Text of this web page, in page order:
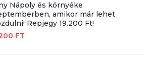
Nápoly és környéke
amikor már lehet
Repjegy 19.200 Ft!
FT